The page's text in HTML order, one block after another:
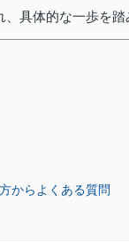
具体的な一歩を踏
からよくある質問